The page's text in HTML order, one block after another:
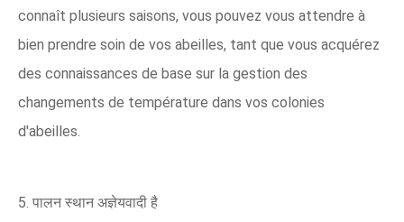
connaît plusieurs saisons, vous pouvez vous attendre à
bien prendre soin de vos abeilles, tant que vous acquérez
des connaissances de base sur la gestion des
changements de température dans vos colonies
d'abeilles.
5. पालन स्थान अज्ञेयवादी है